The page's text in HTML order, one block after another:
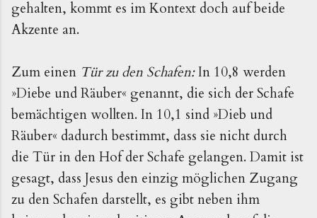
gehalten, kommt es im Kontext doch auf beide
Akzente an.
Zum einen Tür zu den Schafen:In 10,8 werden
»Diebe und Räuber« genannt, die sich der Schafe
bemächtigen wollten. In 10,1 sind »Dieb und
Räuber« dadurch bestimmt, dass sie nicht durch
die Tür in den Hof der Schafe gelangen. Damit ist
gesagt, dass Jesus den einzig möglichen Zugang
zu den Schafen darstellt, es gibt neben ihm